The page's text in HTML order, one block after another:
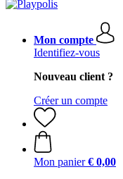
Mon compte
Identifiez-vous
Nouveau client ?
Créer un compte
Mon panier € 0,00